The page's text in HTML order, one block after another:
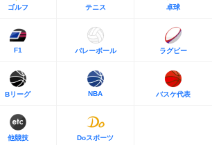
ゴルフ テニス 卓球
F1 バレーボール ラグビー
Bリーグ NBA バスケ代表
他競技 Doスポーツ